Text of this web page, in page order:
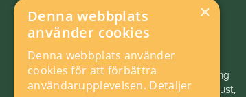
Vi initierar, samordnar och bedriver forskning
och analys inom energiområdet för ett robust,
×
Denna webbplats
använder cookies
Denna webbplats använder
cookies för att förbättra
användarupplevelsen. Detaljer